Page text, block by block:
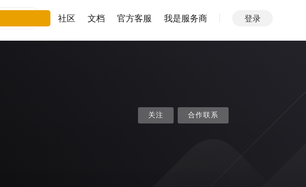
社区 文档 官方客服 我是服务商 登录
关注 合作联系